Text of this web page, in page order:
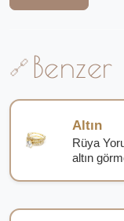
Altın
Rüya
altın